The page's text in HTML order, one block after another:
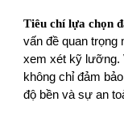
Tiêu chí lựa chọn
vấn đề quan trọng
xem xét kỹ lưỡng.
không chỉ đảm
độ bền và sự an